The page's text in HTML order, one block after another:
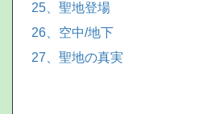
25、聖地登場
26、空中/地下
27、聖地の真実